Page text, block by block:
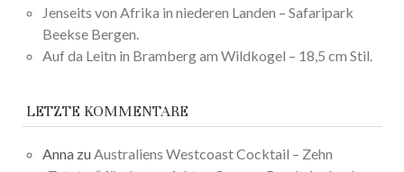
Jenseits von Afrika in niederen Landen – Safaripark
Beekse Bergen.
Auf da Leitn in Bramberg am Wildkogel – 18,5 cm Stil.
LETZTE KOMMENTARE
Anna zuAustraliens Westcoast Cocktail – Zehn